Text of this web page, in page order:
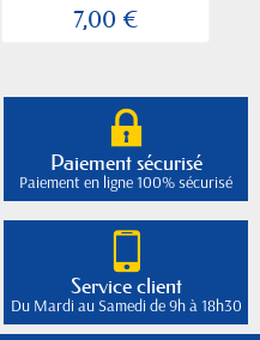
7,00 €
Paiement sécurisé
Paiement en ligne 100% sécurisé
Service client
Du Mardi au Samedi de 9h à 18h30